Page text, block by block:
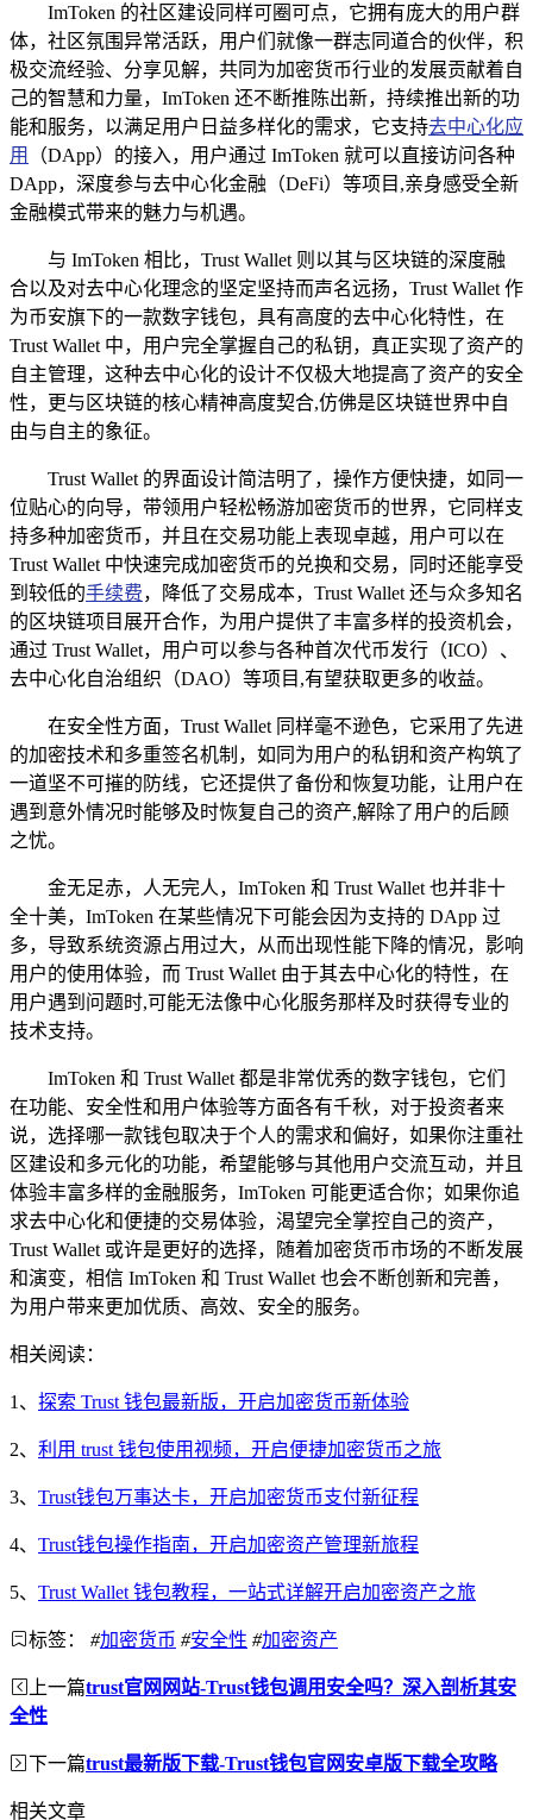
ImToken 的社区建设同样可圈可点，它拥有庞大的用户群
体，社区氛围异常活跃，用户们就像一群志同道合的伙伴，积
极交流经验、分享见解，共同为加密货币行业的发展贡献着自
己的智慧和力量，ImToken 还不断推陈出新，持续推出新的功
能和服务，以满足用户日益多样化的需求，它支持去中心化应
用
（DApp）的接入，用户通过 ImToken 就可以直接访问各种
DApp，深度参与去中心化金融（DeFi）等项目,亲身感受全新
金融模式带来的魅力与机遇。
与 ImToken 相比，Trust Wallet 则以其与区块链的深度融
合以及对去中心化理念的坚定坚持而声名远扬，Trust Wallet 作
为币安旗下的一款数字钱包，具有高度的去中心化特性，在
Trust Wallet 中，用户完全掌握自己的私钥，真正实现了资产的
自主管理，这种去中心化的设计不仅极大地提高了资产的安全
性，更与区块链的核心精神高度契合,仿佛是区块链世界中自
由与自主的象征。
Trust Wallet 的界面设计简洁明了，操作方便快捷，如同一
位贴心的向导，带领用户轻松畅游加密货币的世界，它同样支
持多种加密货币，并且在交易功能上表现卓越，用户可以在
Trust Wallet 中快速完成加密货币的兑换和交易，同时还能享受
到较低的手续费，降低了交易成本，Trust Wallet 还与众多知名
的区块链项目展开合作，为用户提供了丰富多样的投资机会，
通过 Trust Wallet，用户可以参与各种首次代币发行（ICO）、
去中心化自治组织（DAO）等项目,有望获取更多的收益。
在安全性方面，Trust Wallet 同样毫不逊色，它采用了先进
的加密技术和多重签名机制，如同为用户的私钥和资产构筑了
一道坚不可摧的防线，它还提供了备份和恢复功能，让用户在
遇到意外情况时能够及时恢复自己的资产,解除了用户的后顾
之忧。
金无足赤，人无完人，ImToken 和 Trust Wallet 也并非十
全十美，ImToken 在某些情况下可能会因为支持的 DApp 过
多，导致系统资源占用过大，从而出现性能下降的情况，影响
用户的使用体验，而 Trust Wallet 由于其去中心化的特性，在
用户遇到问题时,可能无法像中心化服务那样及时获得专业的
技术支持。
ImToken 和 Trust Wallet 都是非常优秀的数字钱包，它们
在功能、安全性和用户体验等方面各有千秋，对于投资者来
说，选择哪一款钱包取决于个人的需求和偏好，如果你注重社
区建设和多元化的功能，希望能够与其他用户交流互动，并且
体验丰富多样的金融服务，ImToken 可能更适合你；如果你追
求去中心化和便捷的交易体验，渴望完全掌控自己的资产，
Trust Wallet 或许是更好的选择，随着加密货币市场的不断发展
和演变，相信 ImToken 和 Trust Wallet 也会不断创新和完善，
为用户带来更加优质、高效、安全的服务。
相关阅读：
1、 探索 Trust 钱包最新版，开启加密货币新体验
2、 利用 trust 钱包使用视频，开启便捷加密货币之旅
3、 Trust钱包万事达卡，开启加密货币支付新征程
4、 Trust钱包操作指南，开启加密资产管理新旅程
5、 Trust Wallet 钱包教程，一站式详解开启加密资产之旅
标签： #加密货币 #安全性 #加密资产
上一篇trust官网网站-Trust钱包调用安全吗？深入剖析其安
全性
下一篇trust最新版下载-Trust钱包官网安卓版下载全攻略
相关文章